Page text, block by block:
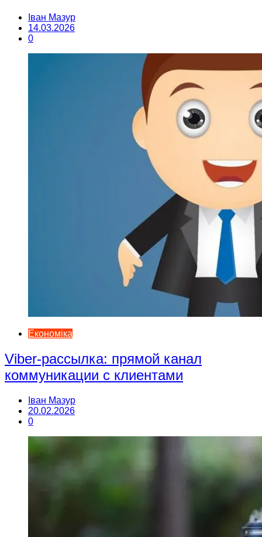
Іван Мазур
14.03.2026
0
Економіка
Viber-рассылка: прямой канал
коммуникации с клиентами
Іван Мазур
20.02.2026
0